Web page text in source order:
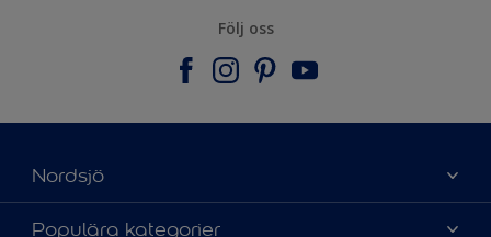
Följ oss
Nordsjö
Om Nordsjö
Populära kategorier